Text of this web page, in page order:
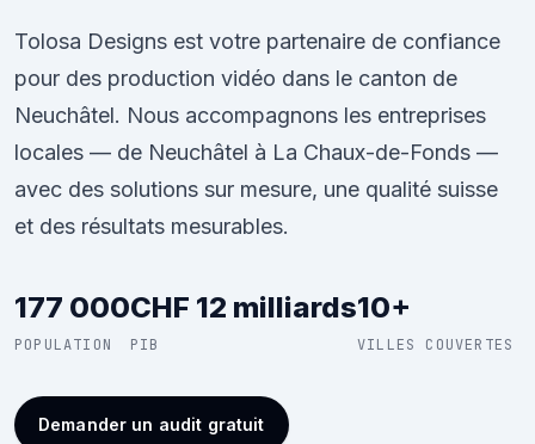
Tolosa Designs est votre partenaire de confiance
pour des production vidéo dans le canton de
Neuchâtel. Nous accompagnons les entreprises
locales — de Neuchâtel à La Chaux-de-Fonds —
avec des solutions sur mesure, une qualité suisse
et des résultats mesurables.
177 000
POPULATION
CHF 12 milliards
PIB
10+
VILLES COUVERTES
Demander un audit gratuit